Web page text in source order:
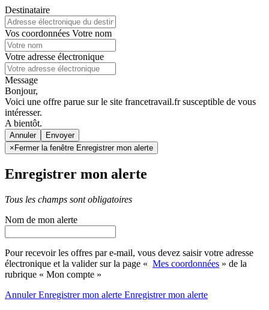
Destinataire
Vos coordonnées Votre nom
Votre adresse électronique
Message
Bonjour,
Voici une offre parue sur le site francetravail.fr susceptible de vous
intéresser.
A bientôt.
Annuler
× Fermer la fenêtre Enregistrer mon alerte
Enregistrer mon alerte
Tous les champs sont obligatoires
Nom de mon alerte
Pour recevoir les offres par e-mail, vous devez saisir votre adresse
électronique et la valider sur la page « Mes coordonnées » de la
rubrique « Mon compte »
AnnulerEnregistrer mon alerte Enregistrermon alerte